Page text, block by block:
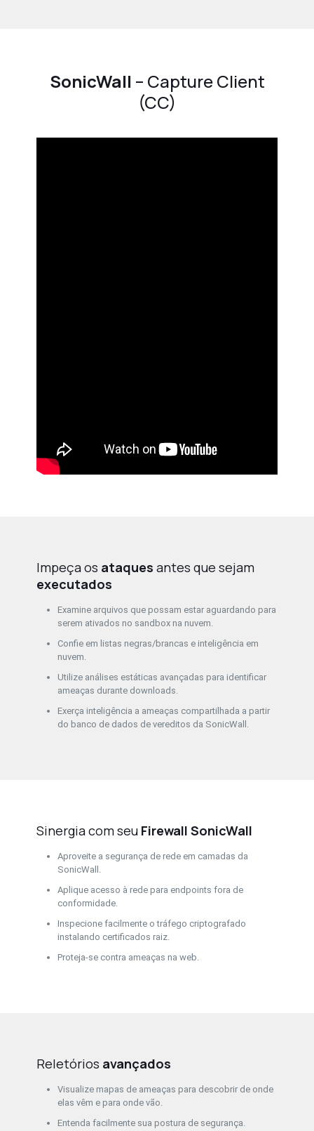
SonicWall – Capture Client
(CC)
Impeça os ataquesantes que sejam
executados
Examine arquivos que possam estar aguardando para
serem ativados no sandbox na nuvem.
Confie em listas negras/brancas e inteligência em
nuvem.
Utilize análises estáticas avançadas para identificar
ameaças durante downloads.
Exerça inteligência a ameaças compartilhada a partir
do banco de dados de vereditos da SonicWall.
Sinergia com seu Firewall SonicWall
Aproveite a segurança de rede em camadas da
SonicWall.
Aplique acesso à rede para endpoints fora de
conformidade.
Inspecione facilmente o tráfego criptografado
instalando certificados raiz.
Proteja-se contra ameaças na web.
Reletórios avançados
Visualize mapas de ameaças para descobrir de onde
elas vêm e para onde vão.
Entenda facilmente sua postura de segurança.